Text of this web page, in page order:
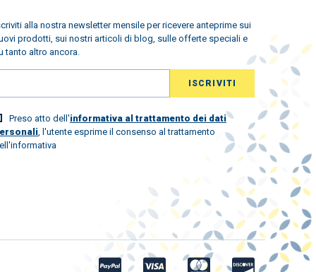
alla nostra newsletter mensile per ricevere anteprime sui
prodotti, sui nostri articoli di blog, sulle offerte speciali e
tanto altro ancora.
Preso atto dell'informativa al trattamento dei dati
, l'utente esprime il consenso al trattamento